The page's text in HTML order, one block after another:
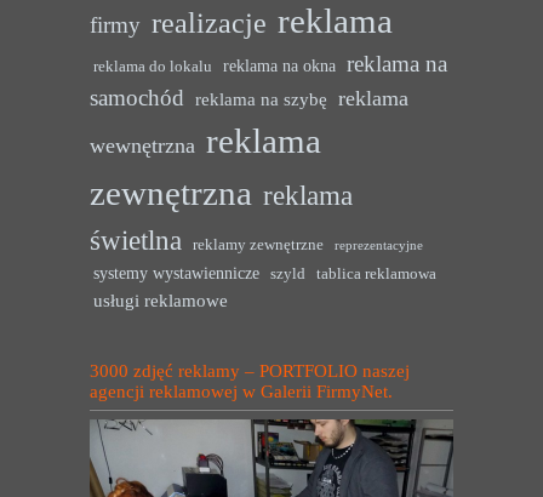
firmy realizacje reklama
reklama do lokalu reklama na okna reklama na
samochód reklama na szybę reklama
wewnętrzna reklama
zewnętrzna reklama
świetlna
reklamy zewnętrzne reprezentacyjne
systemy wystawiennicze szyld tablica reklamowa
usługi reklamowe
3000 zdjęć reklamy – PORTFOLIO naszej
agencji reklamowej w Galerii FirmyNet.